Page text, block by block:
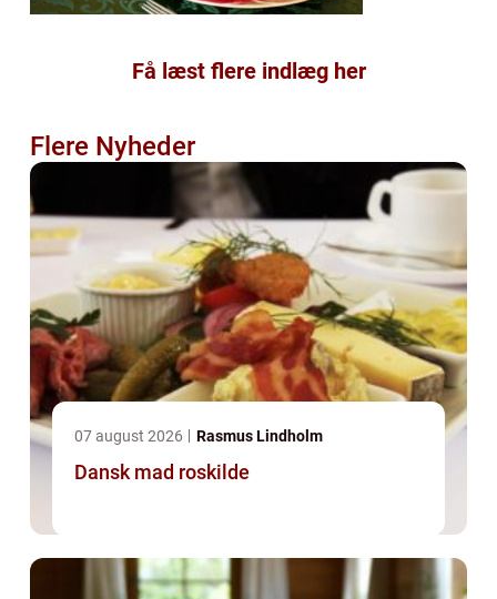
Få læst flere indlæg her
Flere Nyheder
07 august 2026 Rasmus Lindholm
Dansk mad roskilde